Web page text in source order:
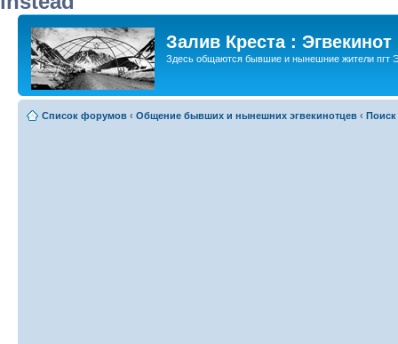
Залив Креста : Эгвекинот
Здесь общаются бывшие и нынешние жители пгт
Список форумов ‹ Общение бывших и нынешних эгвекинотцев ‹ Поиск